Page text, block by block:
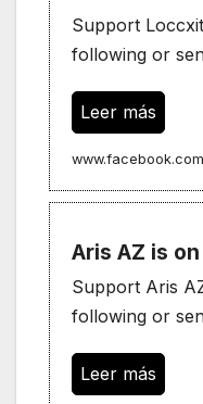
Support
following or
Leer más
www.facebook.com
Aris AZ is
Support Aris
following or
Leer más